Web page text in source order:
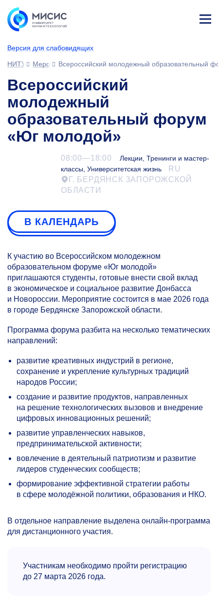
Версия для слабовидящих
ине
НИТУ МИСИСМероприятияВсероссийский молодежный образовательный
Всероссийский
молодежный
образовательный форум
«Юг молодой»
08:00—18:00
Лекции, Тренинги и мастер-
классы, Университетская жизнь
RU
Г. БЕРДЯНСК ЗАПОРОЖСКОЙ
ОБЛАСТИ
В КАЛЕНДАРЬ
К участию во Всероссийском молодежном
образовательном форуме «Юг молодой»
приглашаются студенты, готовые внести свой вклад
в экономическое и социальное развитие Донбасса
и Новороссии. Мероприятие состоится в мае 2026 года
в городе Бердянске Запорожской области.
Программа форума разбита на несколько тематических
направлений:
развитие креативных индустрий в регионе,
сохранение и укрепление культурных традиций
народов России;
создание и развитие продуктов, направленных
на решение технологических вызовов и внедрение
цифровых инновационных решений;
развитие управленческих навыков,
предпринимательской активности;
вовлечение в деятельный патриотизм и развитие
лидеров студенческих сообществ;
формирование эффективной стратегии работы
в сфере молодёжной политики, образования и НКО.
В отдельное направление выделена онлайн-программа
для дистанционного участия.
Участникам необходимо пройти регистрацию
до 27 марта 2026 года.